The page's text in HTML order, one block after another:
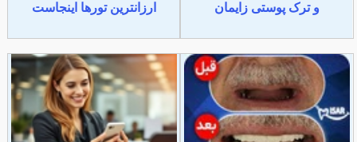
و ترک پوستی زایمان
ارزانترین تورها اینجاست